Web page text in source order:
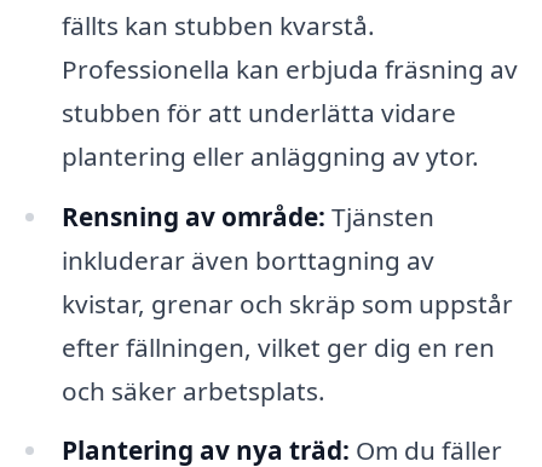
fällts kan stubben kvarstå.
Professionella kan erbjuda fräsning av
stubben för att underlätta vidare
plantering eller anläggning av ytor.
Rensning av område: Tjänsten
inkluderar även borttagning av
kvistar, grenar och skräp som uppstår
efter fällningen, vilket ger dig en ren
och säker arbetsplats.
Plantering av nya träd: Om du fäller